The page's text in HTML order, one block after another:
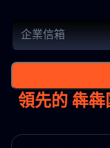
領先的 犇